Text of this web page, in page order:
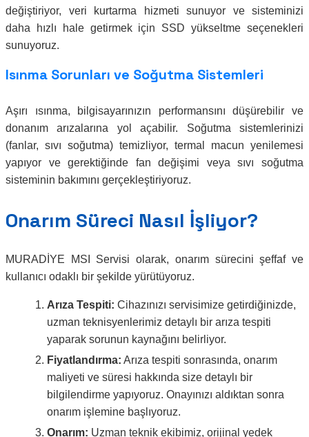
değiştiriyor, veri kurtarma hizmeti sunuyor ve sisteminizi
daha hızlı hale getirmek için SSD yükseltme seçenekleri
sunuyoruz.
Isınma Sorunları ve Soğutma Sistemleri
Aşırı ısınma, bilgisayarınızın performansını düşürebilir ve
donanım arızalarına yol açabilir. Soğutma sistemlerinizi
(fanlar, sıvı soğutma) temizliyor, termal macun yenilemesi
yapıyor ve gerektiğinde fan değişimi veya sıvı soğutma
sisteminin bakımını gerçekleştiriyoruz.
Onarım Süreci Nasıl İşliyor?
MURADİYE MSI Servisi olarak, onarım sürecini şeffaf ve
kullanıcı odaklı bir şekilde yürütüyoruz.
Arıza Tespiti: Cihazınızı servisimize getirdiğinizde,
uzman teknisyenlerimiz detaylı bir arıza tespiti
yaparak sorunun kaynağını belirliyor.
Fiyatlandırma: Arıza tespiti sonrasında, onarım
maliyeti ve süresi hakkında size detaylı bir
bilgilendirme yapıyoruz. Onayınızı aldıktan sonra
onarım işlemine başlıyoruz.
Onarım: Uzman teknik ekibimiz, orijinal yedek